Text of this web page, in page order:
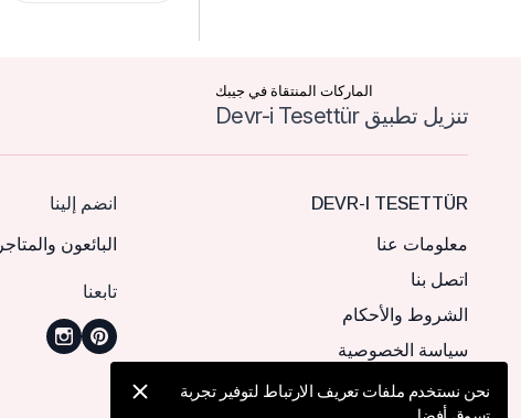
الماركات المنتقاة في جيبك
تنزيل تطبيق Devr-i Tesettür
DEVR-I TESETTÜR
معلومات عنا
اتصل بنا
الشروط والأحكام
سياسة الخصوصية
انضم إلينا
البائعون والمتاجر
تابعنا
نحن نستخدم ملفات تعريف الارتباط لتوفير تجربة